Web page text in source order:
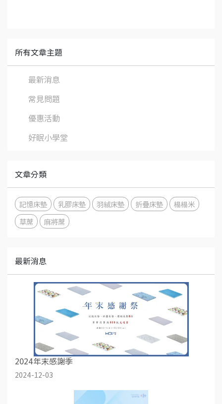
所有文章主題
最新消息
常見問題
優惠活動
好眠小學堂
文章分類
記憶床墊 乳膠床墊 羽絨床墊 折疊床墊
榻榻米
草蓆
麻將蓆
最新消息
2024年末感謝季
2024-12-03